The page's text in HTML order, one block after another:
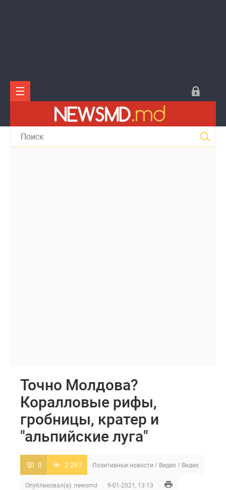
Точно Молдова?
Коралловые рифы,
гробницы, кратер и
"альпийские луга"
0 2 267 Позитивные новости / Видео / Видео
Опубликовал(а): newsmd 9-01-2021, 13:13